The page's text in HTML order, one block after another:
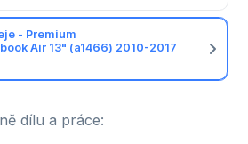
- Premium
Air 13" (a1466) 2010-2017
dílu a práce: